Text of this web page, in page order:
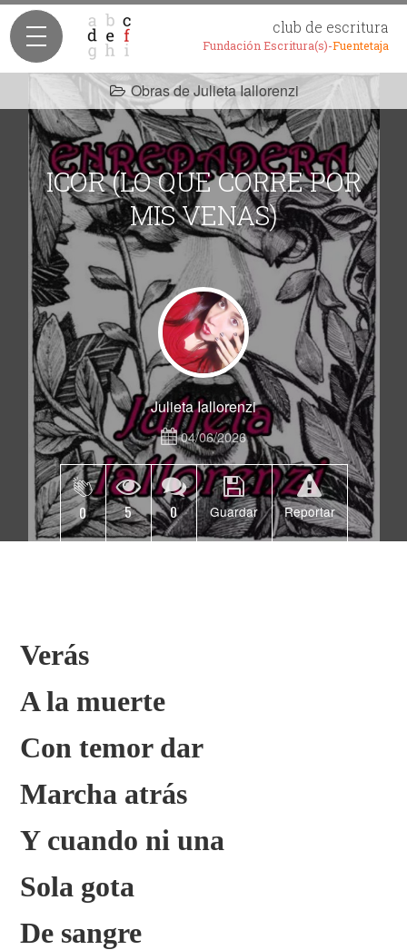
club de escritura
Fundación Escritura(s)-Fuentetaja
Obras de Julieta Iallorenzi
ICOR (LO QUE CORRE POR
MIS VENAS)
Julieta Iallorenzi
04/06/2026
0 5 0 Guardar Reportar
Verás
A la muerte
Con temor dar
Marcha atrás
Y cuando ni una
Sola gota
De sangre